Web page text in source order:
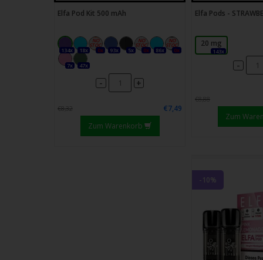
Elfa Pod Kit 500 mAh
134x 18x 0x 93x 5x 0x 86x 0x
7x 47x
- +
€8,32
€7,49
Zum Warenkorb
Elfa Pods -
20 mg
143x
-
€8,88
Zum
-10%